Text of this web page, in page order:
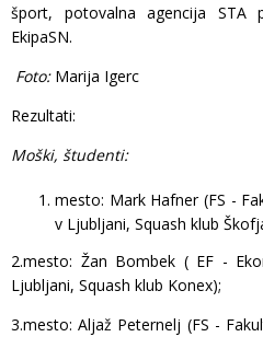
šport, potovalna agencija STA
EkipaSN.
Foto: Marija Igerc
Rezultati:
Moški, študenti:
mesto: Mark Hafner (FS -
v Ljubljani, Squash klub
2.mesto: Žan Bombek ( EF -
Ljubljani, Squash klub Konex);
3.mesto: Aljaž Peternelj (FS -